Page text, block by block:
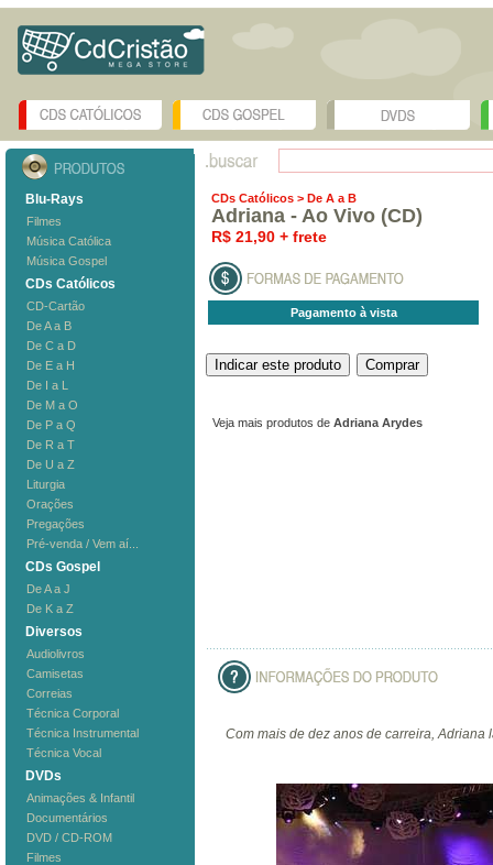
Blu-Rays
Filmes
Música Católica
Música Gospel
CDs Católicos
CD-Cartão
De A a B
De C a D
De E a H
De I a L
De M a O
De P a Q
De R a T
De U a Z
Liturgia
Orações
Pregações
Pré-venda / Vem aí...
CDs Gospel
De A a J
De K a Z
Diversos
Audiolivros
Camisetas
Correias
Técnica Corporal
Técnica Instrumental
Técnica Vocal
DVDs
Animações & Infantil
Documentários
DVD / CD-ROM
Filmes
CDs Católicos > De A a B
Adriana - Ao Vivo (CD)
R$ 21,90 + frete
Pagamento à vista
Veja mais produtos de Adriana Arydes
Com mais de dez anos de carreira, Adriana